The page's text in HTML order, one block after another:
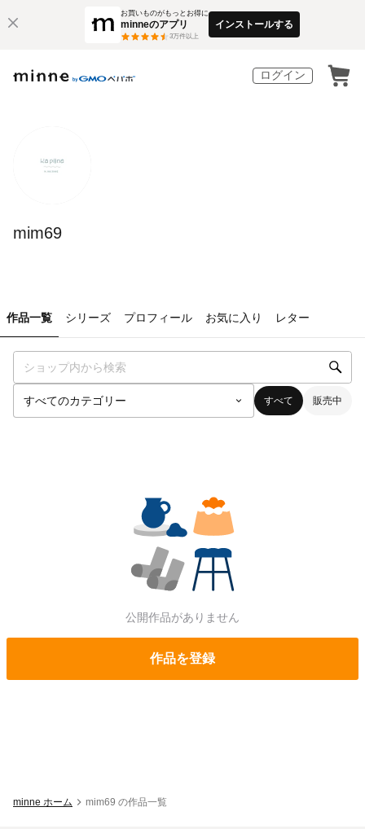
お買いものがもっとお得に
minneのアプリ
3万件以上
インストールする
ログイン
mim69
作品一覧 シリーズ プロフィール お気に入り レター
すべて 販売中
公開作品がありません
作品を登録
minne ホーム mim69 の作品一覧